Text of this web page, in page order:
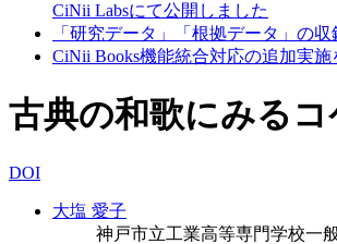
CiNii Labsにて公開しました
「研究データ」「根拠データ」の収
CiNii Books機能統合対応の追加実施
古典の和歌にみるコ
DOI
大塩 愛子
神戸市立工業高等専門学校一